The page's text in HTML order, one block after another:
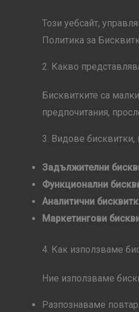
Този уебсайт,
Политика за
2. Какво
Бисквитките са
предпочитания,
3. Видове бисквитки,
Задължителни
Функционални
Аналитични
Маркетингови
4. Как използваме
Ние използваме
Разпознаваме